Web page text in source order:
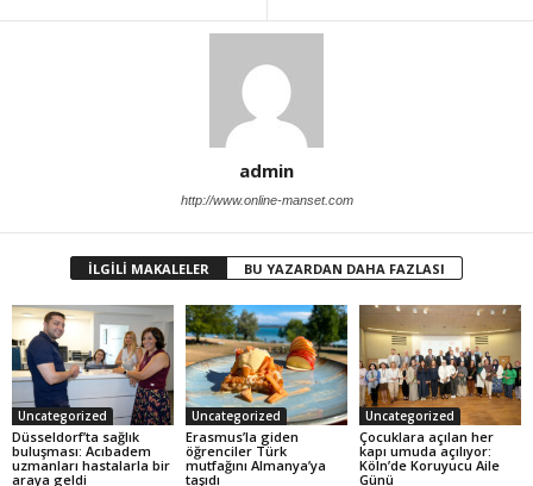
admin
http://www.online-manset.com
İLGİLİ MAKALELER BU YAZARDAN DAHA FAZLASI
Uncategorized
Düsseldorf’ta sağlık
buluşması: Acıbadem
uzmanları hastalarla bir
araya geldi
Uncategorized
Erasmus’la giden
öğrenciler Türk
mutfağını Almanya’ya
taşıdı
Uncategorized
Çocuklara açılan her
kapı umuda açılıyor:
Köln’de Koruyucu Aile
Günü